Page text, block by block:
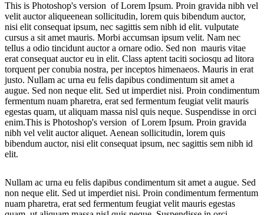
This is Photoshop's version of Lorem Ipsum. Proin gravida nibh vel
velit auctor aliqueenean sollicitudin, lorem quis bibendum auctor,
nisi elit consequat ipsum, nec sagittis sem nibh id elit. vulputate
cursus a sit amet mauris. Morbi accumsan ipsum velit. Nam nec
tellus a odio tincidunt auctor a ornare odio. Sed non mauris vitae
erat consequat auctor eu in elit. Class aptent taciti sociosqu ad litora
torquent per conubia nostra, per inceptos himenaeos. Mauris in erat
justo. Nullam ac urna eu felis dapibus condimentum sit amet a
augue. Sed non neque elit. Sed ut imperdiet nisi. Proin condimentum
fermentum nuam pharetra, erat sed fermentum feugiat velit mauris
egestas quam, ut aliquam massa nisl quis neque. Suspendisse in orci
enim.This is Photoshop's version of Lorem Ipsum. Proin gravida
nibh vel velit auctor aliquet. Aenean sollicitudin, lorem quis
bibendum auctor, nisi elit consequat ipsum, nec sagittis sem nibh id
elit.
Nullam ac urna eu felis dapibus condimentum sit amet a augue. Sed
non neque elit. Sed ut imperdiet nisi. Proin condimentum fermentum
nuam pharetra, erat sed fermentum feugiat velit mauris egestas